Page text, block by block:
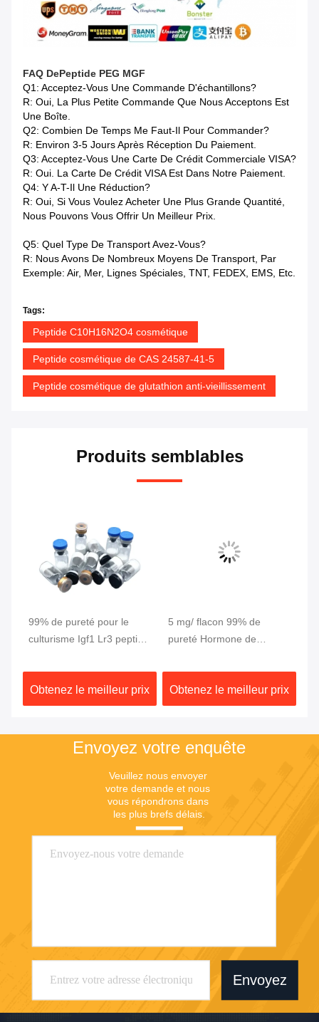
FAQ DePeptide PEG MGF
Q1: Acceptez-Vous Une Commande D'échantillons?
R: Oui, La Plus Petite Commande Que Nous Acceptons Est
Une Boîte.
Q2: Combien De Temps Me Faut-Il Pour Commander?
R: Environ 3-5 Jours Après Réception Du Paiement.
Q3: Acceptez-Vous Une Carte De Crédit Commerciale VISA?
R: Oui. La Carte De Crédit VISA Est Dans Notre Paiement.
Q4: Y A-T-Il Une Réduction?
R: Oui, Si Vous Voulez Acheter Une Plus Grande Quantité,
Nous Pouvons Vous Offrir Un Meilleur Prix.
Q5: Quel Type De Transport Avez-Vous?
R: Nous Avons De Nombreux Moyens De Transport, Par
Exemple: Air, Mer, Lignes Spéciales, TNT, FEDEX, EMS, Etc.
Tags:
Peptide C10H16N2O4 cosmétique
Peptide cosmétique de CAS 24587-41-5
Peptide cosmétique de glutathion anti-vieillissement
Produits semblables
99% de pureté pour le
culturisme Igf1 Lr3 peptide
Obtenez le meilleur prix
5 mg/ flacon 99% de
pureté Hormone de
peptide GHRP 2
Obtenez le meilleur prix
Envoyez votre enquête
Veuillez nous envoyer
votre demande et nous
vous répondrons dans
les plus brefs délais.
Envoyez